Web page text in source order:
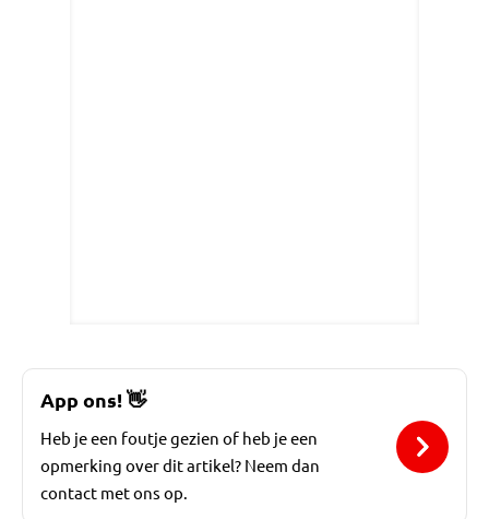
App ons!👋
Heb je een foutje gezien of heb je een
opmerking over dit artikel? Neem dan
contact met ons op.